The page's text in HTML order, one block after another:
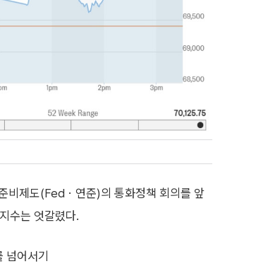
비제도(Fedㆍ연준)의 통화정책 회의를 앞
수는 엇갈렸다.
어서기